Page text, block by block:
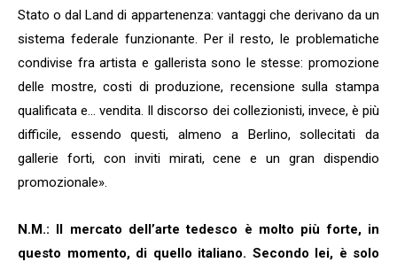
Stato o dal Land di appartenenza: vantaggi che derivano da un
sistema federale funzionante. Per il resto, le problematiche
condivise fra artista e gallerista sono le stesse: promozione
delle mostre, costi di produzione, recensione sulla stampa
qualificata e… vendita. Il discorso dei collezionisti, invece, è più
difficile, essendo questi, almeno a Berlino, sollecitati da
gallerie forti, con inviti mirati, cene e un gran dispendio
promozionale».
N.M.: Il mercato dell’arte tedesco è molto più forte, in
questo momento, di quello italiano. Secondo lei, è solo